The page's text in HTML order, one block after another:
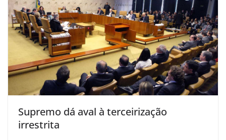
Supremo dá aval à terceirização
irrestrita